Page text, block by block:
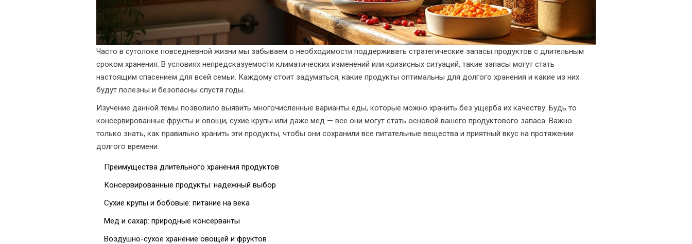
Часто в сутолоке повседневной жизни мы забываем о необходимости поддерживать стратегические запасы продуктов с длительным
сроком хранения. В условиях непредсказуемости климатических изменений или кризисных ситуаций, такие запасы могут стать
настоящим спасением для всей семьи. Каждому стоит задуматься, какие продукты оптимальны для долгого хранения и какие из них
будут полезны и безопасны спустя годы.
Изучение данной темы позволило выявить многочисленные варианты еды, которые можно хранить без ущерба их качеству. Будь то
консервированные фрукты и овощи, сухие крупы или даже мед — все они могут стать основой вашего продуктового запаса. Важно
только знать, как правильно хранить эти продукты, чтобы они сохранили все питательные вещества и приятный вкус на протяжении
долгого времени.
Преимущества длительного хранения продуктов
Консервированные продукты: надежный выбор
Сухие крупы и бобовые: питание на века
Мед и сахар: природные консерванты
Воздушно-сухое хранение овощей и фруктов